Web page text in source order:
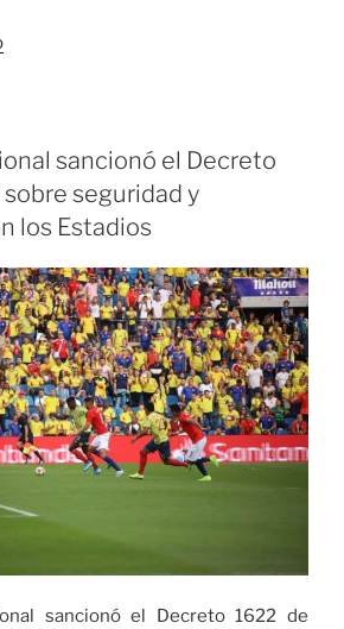
«Treinta
para
la
Vuelta
a
Colombia
Femenina
2022»
sancionó el Decreto
seguridad y
los Estadios
sancionó el Decreto 1622 de